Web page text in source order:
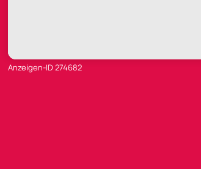
Anzeigen-ID 274682